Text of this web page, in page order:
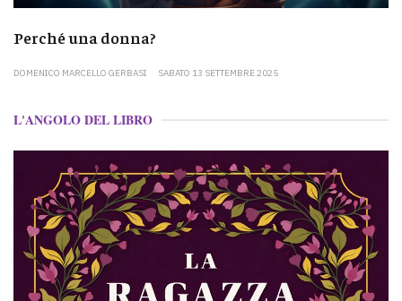
Perché una donna?
DOMENICO MARCELLO GERBASI SABATO 13 SETTEMBRE 2025
L'ANGOLO DEL LIBRO